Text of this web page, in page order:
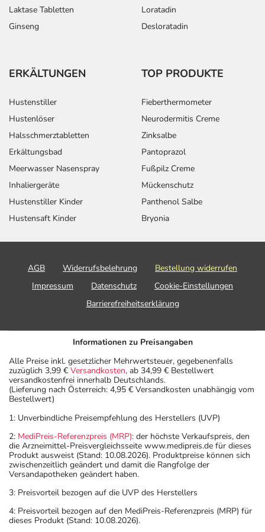
Laktase Tabletten
Ginseng
Loratadin
Desloratadin
ERKÄLTUNGEN
Hustenstiller
Hustenlöser
Halsschmerztabletten
Erkältungsbad
Meerwasser Nasenspray
Inhaliergeräte
Hustenstiller Kinder
Hustensaft Kinder
TOP PRODUKTE
Fieberthermometer
Neurodermitis Creme
Zinksalbe
Pantoprazol
Fußpilz Creme
Mückenschutz
Panthenol Salbe
Bryonia
AGB Widerrufsbelehrung
Bestellung widerrufen
Impressum
Datenschutz
Cookie-Einstellungen
Barrierefreiheitserklärung
Informationen zu Preisangaben
Alle Preise inkl. gesetzlicher Mehrwertsteuer, gegebenenfalls
zuzüglich 3,99 € Versandkosten, ab 34,99 € Bestellwert
versandkostenfrei innerhalb Deutschlands.
(Lieferung nach Österreich: 4,95 € Versandkosten unabhängig vom
Bestellwert)
1: Unverbindliche Preisempfehlung des Herstellers (UVP)
2: MediPreis-Referenzpreis (MRP): der höchste Verkaufspreis, den
die Arzneimittel-Preisvergleichsseite www.medipreis.de für dieses
Produkt ausweist (Stand: 10.08.2026). Produktpreise können sich
zwischenzeitlich geändert und damit die Rangfolge der
Versandapotheken geändert haben.
3: Preisvorteil bezogen auf die UVP des Herstellers
4: Preisvorteil bezogen auf den MediPreis-Referenzpreis (MRP) für
dieses Produkt (Stand: 10.08.2026).